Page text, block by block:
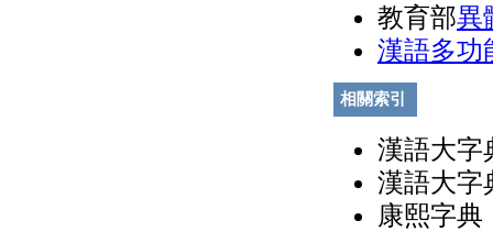
教育部異
漢語多功
相關索引
漢語大字
漢語大字
康熙字典